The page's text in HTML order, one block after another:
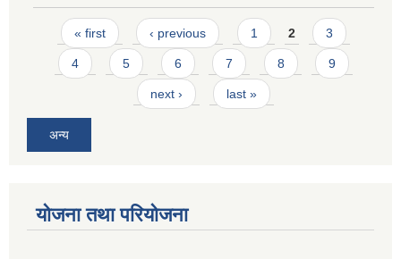
Pages
« first ‹ previous 1 2 3
4 5 6 7 8 9
next › last »
अन्य
योजना तथा परियोजना